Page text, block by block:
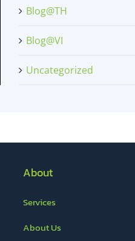
Blog@TH
Blog@VI
Uncategorized
About
Services
About Us